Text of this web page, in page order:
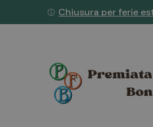
Chiusura per ferie